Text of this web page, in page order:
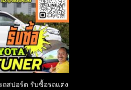
สปอร์ต รับซื้อรถแต่ง